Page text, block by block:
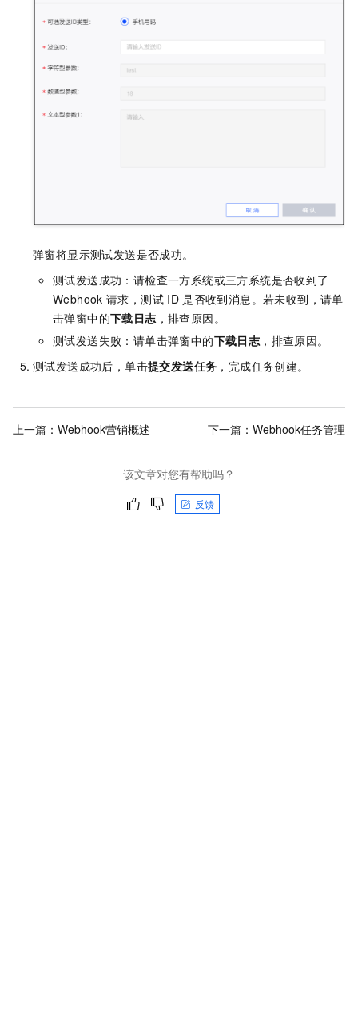
弹窗将显示测试发送是否成功。
测试发送成功：请检查一方系统或三方系统是否收到了
Webhook 请求，测试 ID 是否收到消息。若未收到，请单
击弹窗中的下载日志，排查原因。
测试发送失败：请单击弹窗中的下载日志，排查原因。
测试发送成功后，单击提交发送任务 ，完成任务创建。
上一篇： Webhook营销概述 下一篇： Webhook任务管理
该文章对您有帮助吗？
反馈